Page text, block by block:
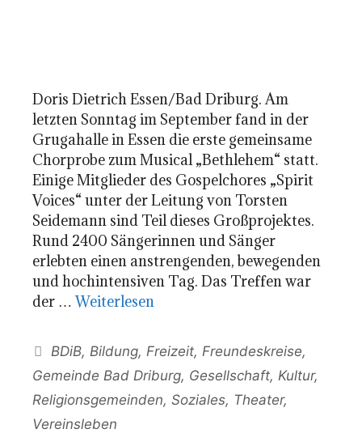
Doris Dietrich Essen/Bad Driburg. Am
letzten Sonntag im September fand in der
Grugahalle in Essen die erste gemeinsame
Chorprobe zum Musical „Bethlehem“ statt.
Einige Mitglieder des Gospelchores „Spirit
Voices“ unter der Leitung von Torsten
Seidemann sind Teil dieses Großprojektes.
Rund 2400 Sängerinnen und Sänger
erlebten einen anstrengenden, bewegenden
und hochintensiven Tag. Das Treffen war
der …Weiterlesen
Kategorien
BDiB, Bildung, Freizeit, Freundeskreise,
Gemeinde Bad Driburg, Gesellschaft, Kultur,
Religionsgemeinden, Soziales, Theater,
Vereinsleben